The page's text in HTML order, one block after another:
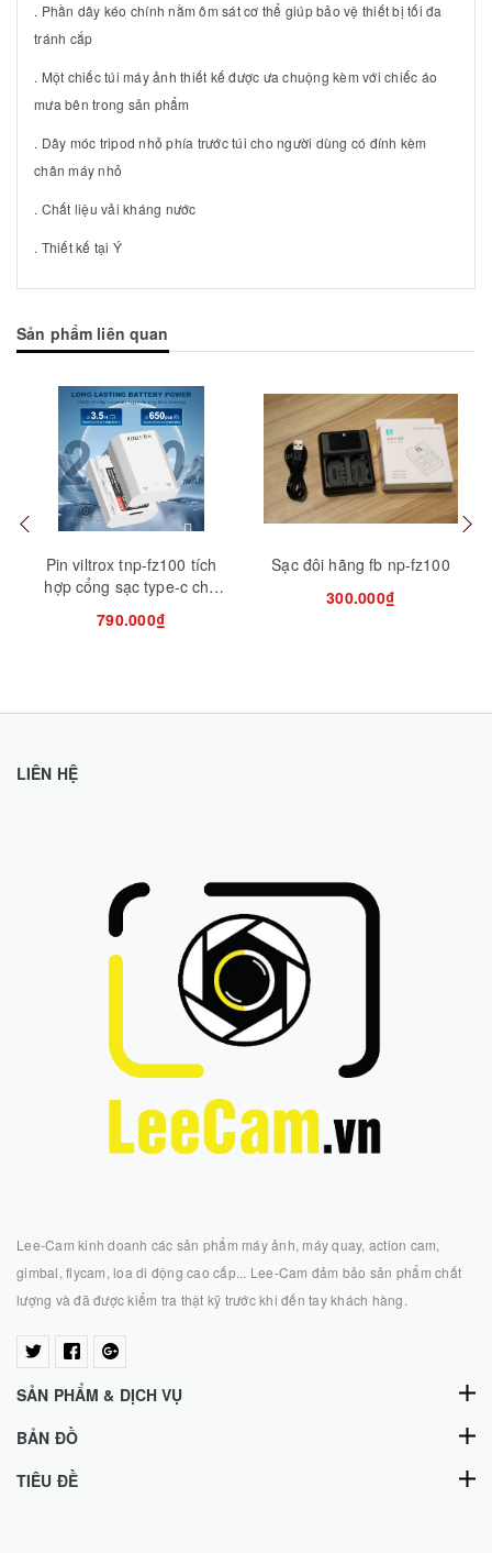
. Phần dây kéo chính nằm ôm sát cơ thể giúp bảo vệ thiết bị tối đa
tránh cắp
. Một chiếc túi máy ảnh thiết kế được ưa chuộng kèm với chiếc áo
mưa bên trong sản phẩm
. Dây móc tripod nhỏ phía trước túi cho người dùng có đính kèm
chân máy nhỏ
. Chất liệu vải kháng nước
. Thiết kế tại Ý
Sản phẩm liên quan
Pin viltrox tnp-fz100 tích
hợp cổng sạc type-c cho
máy ảnh sony
790.000₫
Sạc đôi hãng fb np-fz100
300.000₫
Mua hàng Mua hàng
LIÊN HỆ
Lee-Cam kinh doanh các sản phẩm máy ảnh, máy quay, action cam,
gimbal, flycam, loa di động cao cấp... Lee-Cam đảm bảo sản phẩm chất
lượng và đã được kiểm tra thật kỹ trước khi đến tay khách hàng.
SẢN PHẨM & DỊCH VỤ
BẢN ĐỒ
TIÊU ĐỀ